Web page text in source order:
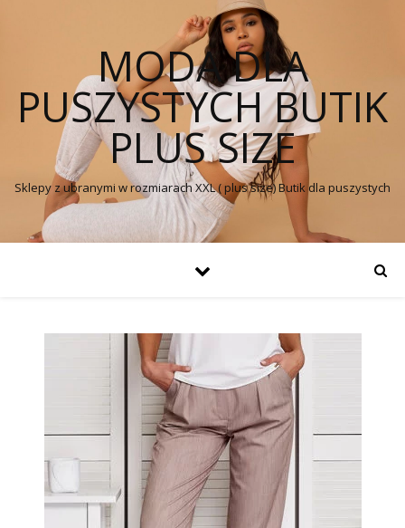
MODA DLA
PUSZYSTYCH BUTIK
PLUS SIZE
Sklepy z ubranymi w rozmiarach XXL ( plus size) Butik dla puszystych